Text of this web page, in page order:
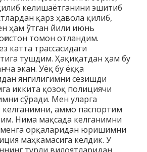
келишаётганини эшитиб
қарз ҳавола қилиб,
ҳам ўтган йили июнь
томон отландим.
катта трас­сасидаги
тушдим. Ҳақиқатдан ҳам бу
экан. Уёқ бу ёққа
янгилигимни сезишди
иккита қозоқ полициячи
сўради. Мен уларга
аммо паспортим
Нима мақсада келганимни
орқаларидан юришимни
маҳкамасига келдик. У